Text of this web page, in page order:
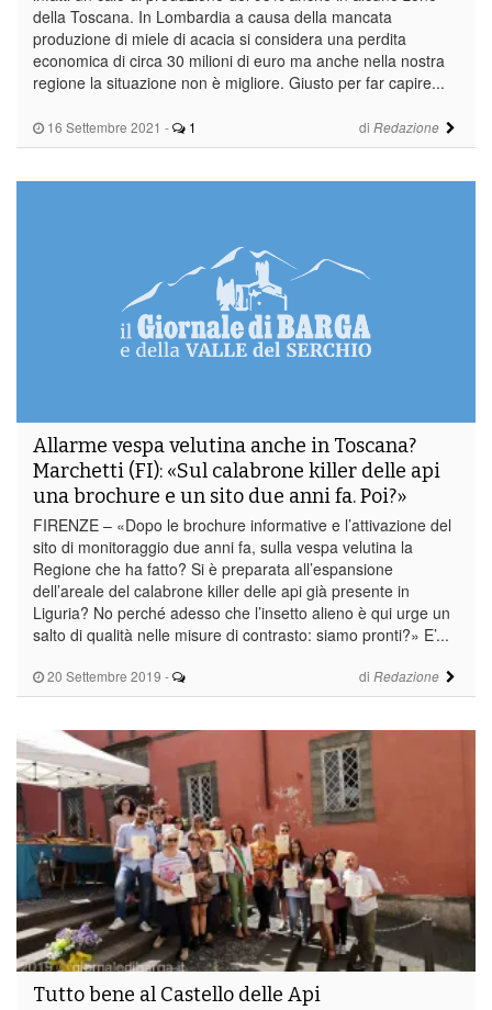
16 Settembre 2021 - 1 di Redazione
della Toscana. In Lombardia a causa della mancata
produzione di miele di acacia si considera una perdita
economica di circa 30 milioni di euro ma anche nella nostra
regione la situazione non è migliore. Giusto per far capire...
20 Settembre 2019 - di Redazione
Allarme vespa velutina anche in Toscana?
Marchetti (FI): «Sul calabrone killer delle api
una brochure e un sito due anni fa. Poi?»
FIRENZE – «Dopo le brochure informative e l’attivazione del
sito di monitoraggio due anni fa, sulla vespa velutina la
Regione che ha fatto? Si è preparata all’espansione
dell’areale del calabrone killer delle api già presente in
Liguria? No perché adesso che l’insetto alieno è qui urge un
salto di qualità nelle misure di contrasto: siamo pronti?» E’...
Tutto bene al Castello delle Api